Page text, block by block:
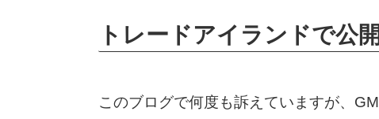
トレードアイランドで公
このブログで何度も訴えていますが、